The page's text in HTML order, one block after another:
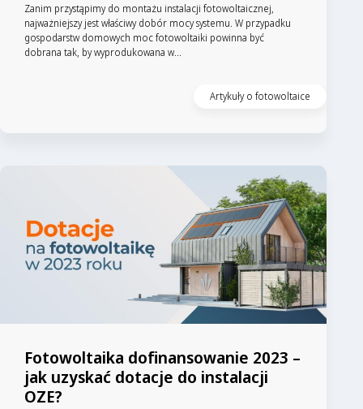
Zanim przystąpimy do montażu instalacji fotowoltaicznej,
najważniejszy jest właściwy dobór mocy systemu. W przypadku
gospodarstw domowych moc fotowoltaiki powinna być
dobrana tak, by wyprodukowana w...
Artykuły o fotowoltaice
Fotowoltaika dofinansowanie 2023 –
jak uzyskać dotacje do instalacji
OZE?